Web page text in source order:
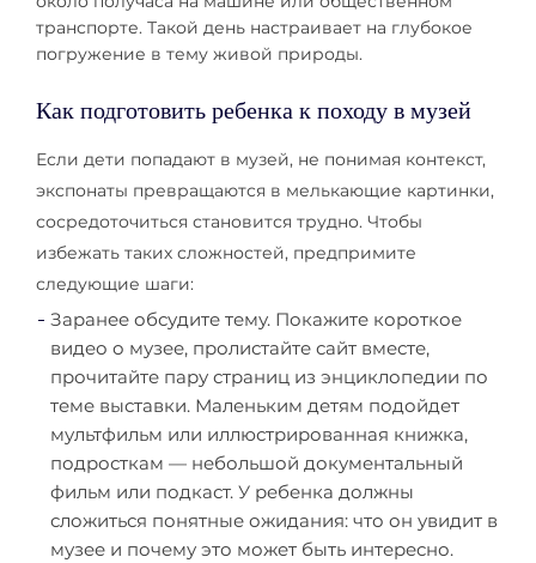
транспорте. Такой день настраивает на глубокое
погружение в тему живой природы.
Как подготовить ребенка к походу в музей
Если дети попадают в музей, не понимая контекст,
экспонаты превращаются в мелькающие картинки,
сосредоточиться становится трудно. Чтобы
избежать таких сложностей, предпримите
следующие шаги:
Заранее обсудите тему. Покажите короткое
видео о музее, пролистайте сайт вместе,
прочитайте пару страниц из энциклопедии по
теме выставки. Маленьким детям подойдет
мультфильм или иллюстрированная книжка,
подросткам — небольшой документальный
фильм или подкаст. У ребенка должны
сложиться понятные ожидания: что он увидит в
музее и почему это может быть интересно.